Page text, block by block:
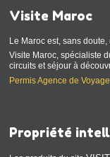
Visite Maroc
Le Maroc est, sans
Visite Maroc, spécialiste
circuits et séjour à
Permis Agence de
Propriété